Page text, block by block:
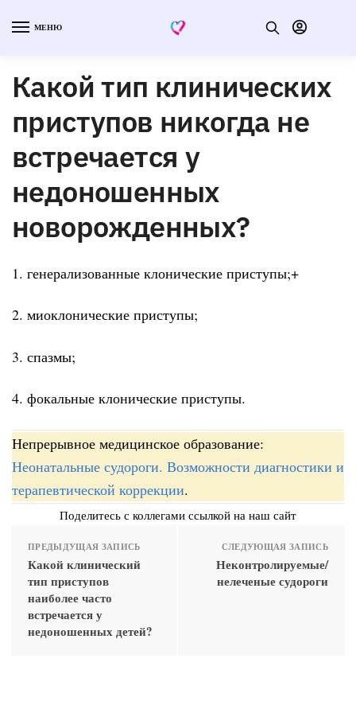
МЕНЮ
Какой тип клинических
приступов никогда не
встречается у
недоношенных
новорожденных?
1. генерализованные клонические приступы;+
2. миоклонические приступы;
3. спазмы;
4. фокальные клонические приступы.
Непрерывное медицинское образование:
Неонатальные судороги. Возможности диагностики и
терапевтической коррекции.
Поделитесь с коллегами ссылкой на наш сайт
ПРЕДЫДУЩАЯ ЗАПИСЬ
Какой клинический
тип приступов
наиболее часто
встречается у
недоношенных детей?
СЛЕДУЮЩАЯ ЗАПИСЬ
Неконтролируемые/
нелеченые судороги